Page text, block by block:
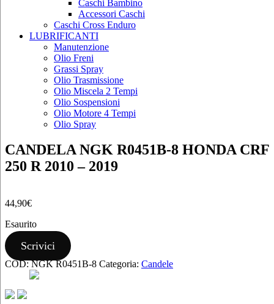
Caschi Bambino
Accessori Caschi
Caschi Cross Enduro
LUBRIFICANTI
Manutenzione
Olio Freni
Grassi Spray
Olio Trasmissione
Olio Miscela 2 Tempi
Olio Sospensioni
Olio Motore 4 Tempi
Olio Spray
CANDELA NGK R0451B-8 HONDA CRF
250 R 2010 – 2019
44,90€
Esaurito
Scrivici
COD:NGK R0451B-8 Categoria: Candele